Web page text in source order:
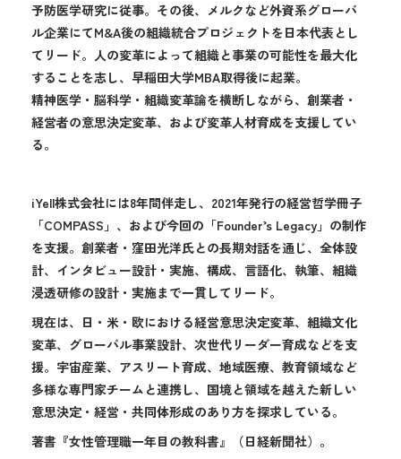
予防医学研究に従事。その後、メルクなど外資系グローバ
ル企業にてM&A後の組織統合プロジェクトを日本代表とし
てリード。人の変革によって組織と事業の可能性を最大化
することを志し、早稲田大学MBA取得後に起業。
精神医学・脳科学・組織変革論を横断しながら、創業者・
経営者の意思決定変革、および変革人材育成を支援してい
る。
iYell株式会社には8年間伴走し、2021年発行の経営哲学冊子
「COMPASS」、および今回の「Founder’s Legacy」の制作
を支援。創業者・窪田光洋氏との長期対話を通じ、全体設
計、インタビュー設計・実施、構成、言語化、執筆、組織
浸透研修の設計・実施まで一貫してリード。
現在は、日・米・欧における経営意思決定変革、組織文化
変革、グローバル事業設計、次世代リーダー育成などを支
援。宇宙産業、アスリート育成、地域医療、教育領域など
多様な専門家チームと連携し、国境と領域を越えた新しい
意思決定・経営・共同体形成のあり方を探求している。
著書『女性管理職一年目の教科書』（日経新聞社）。